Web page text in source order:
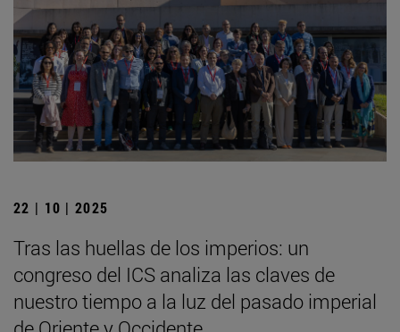
22 | 10 | 2025
Tras las huellas de los imperios: un
congreso del ICS analiza las claves de
nuestro tiempo a la luz del pasado imperial